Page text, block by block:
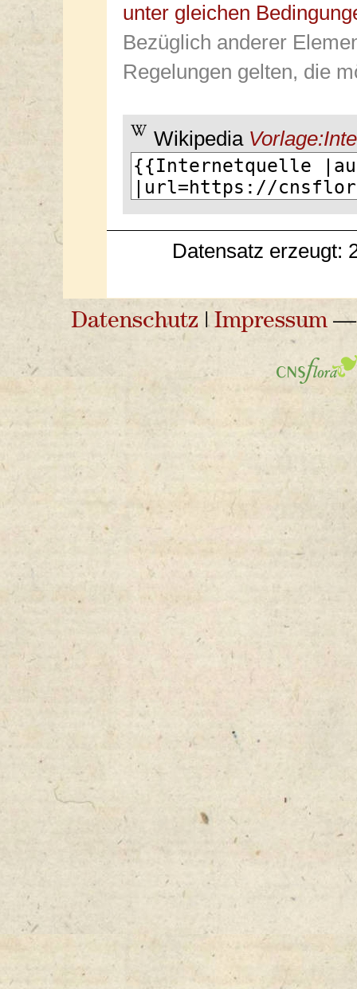
unter gleichen
Bezüglich anderer
Regelungen gelten, die
Wikipedia
Datensatz erzeugt:
Datenschutz | Impressum—